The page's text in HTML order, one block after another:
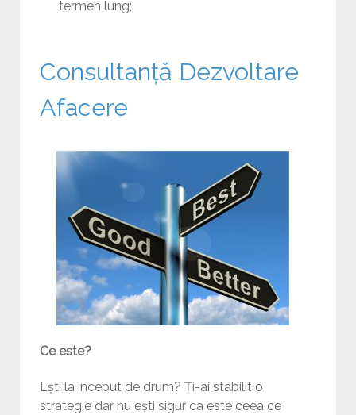
termen lung;
Consultanță Dezvoltare
Afacere
Ce este?
Ești la inceput de drum? Ți-ai stabilit o
strategie dar nu ești sigur ca este ceea ce